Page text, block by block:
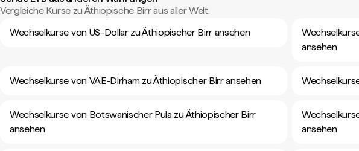
Vergleiche Kurse zu Äthiopische Birr aus aller Welt.
Wechselkurse von US-Dollar zu Äthiopischer Birr ansehen
ansehen
Wechselkurse von VAE-Dirham zu Äthiopischer Birr ansehen
Wechselkurse von Botswanischer Pula zu Äthiopischer Birr
ansehen
ansehen